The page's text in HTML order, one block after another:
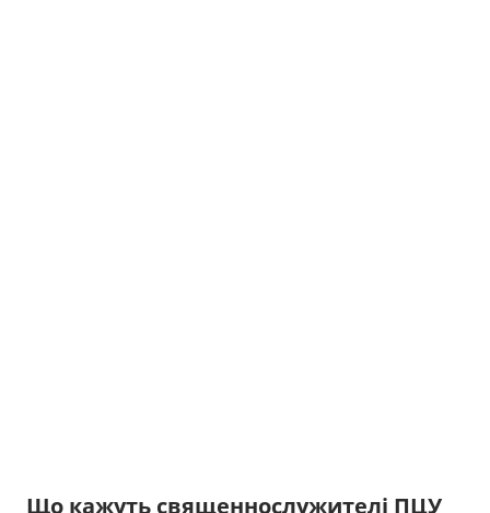
Що кажуть священнослужителі ПЦУ